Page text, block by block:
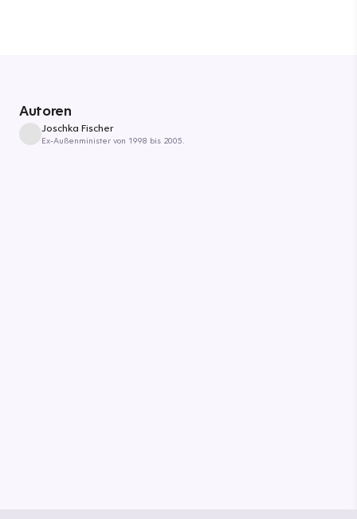
Autoren
Joschka Fischer
Ex-Außenminister von 1998 bis 2005.